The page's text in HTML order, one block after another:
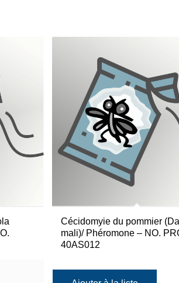
Cécidomyie du pommier
mali)/ Phéromone – NO.
40AS012